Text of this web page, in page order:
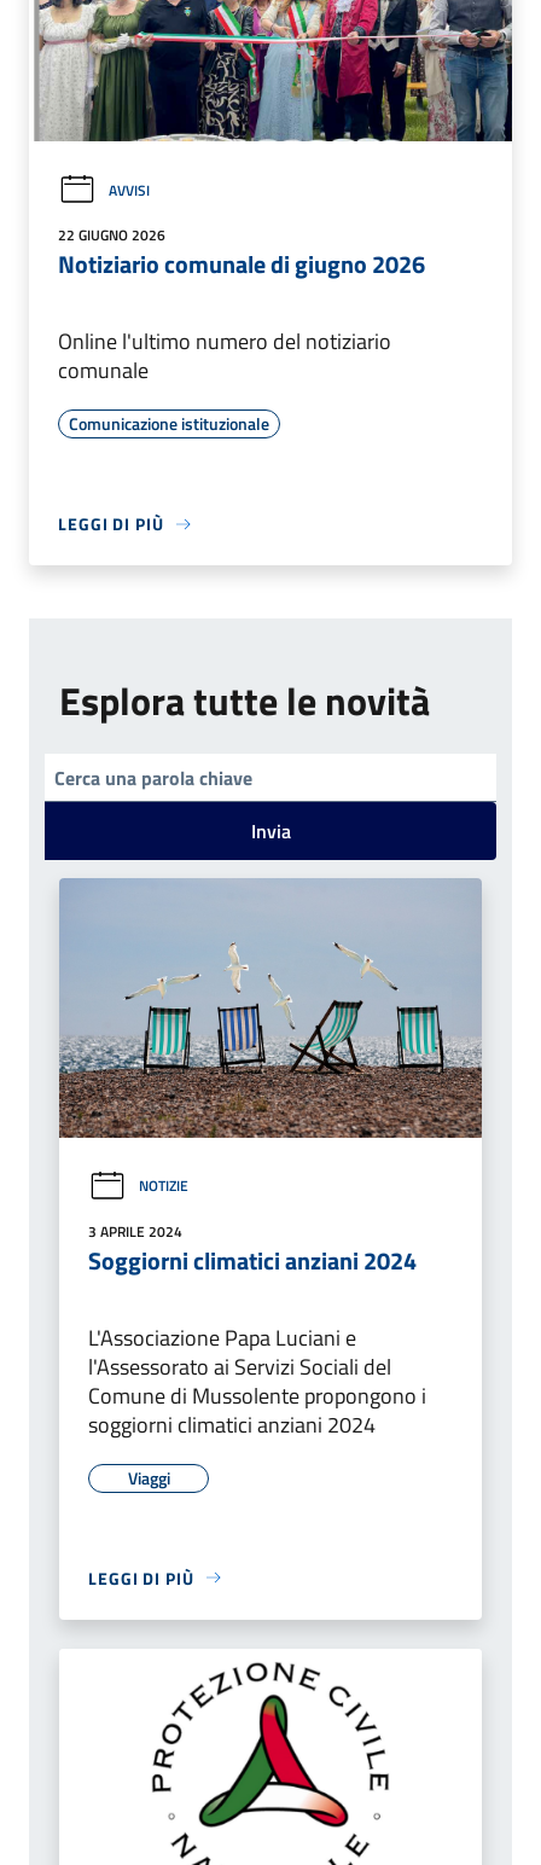
AVVISI
22 GIUGNO 2026
Notiziario comunale di giugno 2026
Online l'ultimo numero del notiziario
comunale
Comunicazione istituzionale
LEGGI DI PIÙ
Esplora tutte le novità
Invia
NOTIZIE
3 APRILE 2024
Soggiorni climatici anziani 2024
L'Associazione Papa Luciani e
l'Assessorato ai Servizi Sociali del
Comune di Mussolente propongono i
soggiorni climatici anziani 2024
Viaggi
LEGGI DI PIÙ